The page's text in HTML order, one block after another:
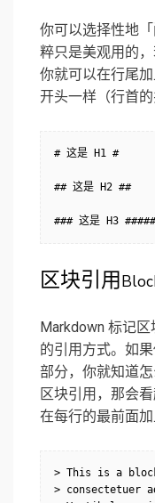
你可以选择性地
粹只是美观用的
你就可以在行尾
开头一样（行首
# 这是 H1 #
## 这是 H2 ##
### 这是 H3
区块引用
Markdown 标记
的引用方式。如
部分，你就知道
区块引用，那会
在每行的最前面加
> This is a
> consectetuer